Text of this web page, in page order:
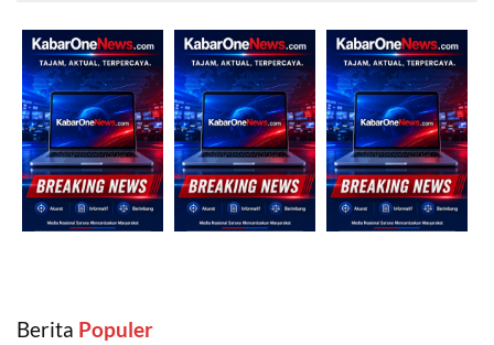
Berita ‎ Populer